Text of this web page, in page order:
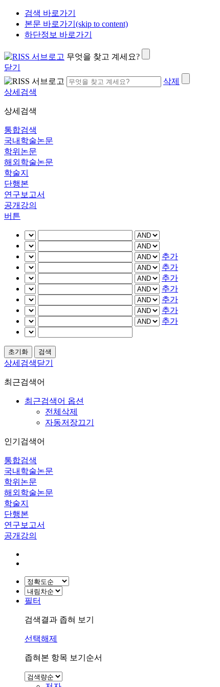
검색 바로가기
본문 바로가기(skip to content)
하단정보 바로가기
무엇을 찾고 계세요?
닫기
삭제
상세검색
상세검색
통합검색
국내학술논문
학위논문
해외학술논문
학술지
단행본
연구보고서
공개강의
버튼
추가
추가
추가
추가
추가
추가
추가
상세검색닫기
최근검색어
최근검색어 옵션
전체삭제
자동저장끄기
인기검색어
통합검색
국내학술논문
학위논문
해외학술논문
학술지
단행본
연구보고서
공개강의
필터
검색결과 좁혀 보기
선택해제
좁혀본 항목 보기순서